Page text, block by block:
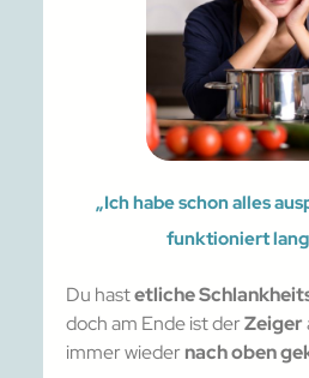
„Ich habe schon alles
funktioniert
Du hastetliche
doch am Ende ist derZeiger
immer wiedernach oben